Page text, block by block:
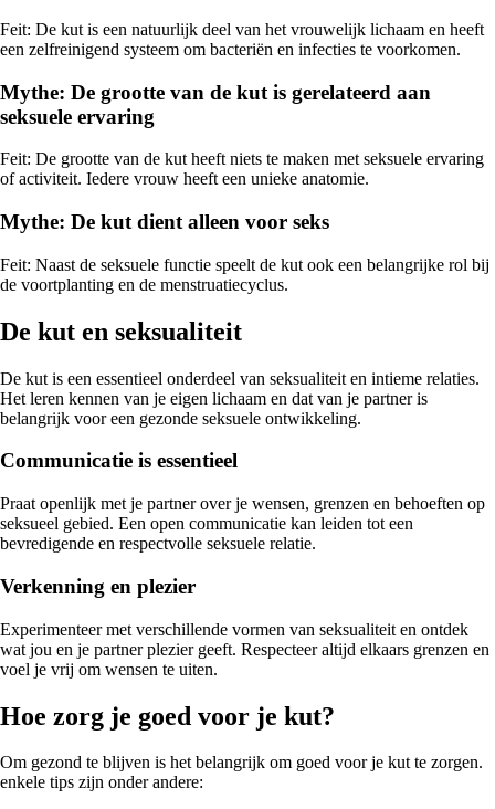
Feit: De kut is een natuurlijk deel van het vrouwelijk lichaam en heeft
een zelfreinigend systeem om bacteriën en infecties te voorkomen.
Mythe: De grootte van de kut is gerelateerd aan
seksuele ervaring
Feit: De grootte van de kut heeft niets te maken met seksuele ervaring
of activiteit. Iedere vrouw heeft een unieke anatomie.
Mythe: De kut dient alleen voor seks
Feit: Naast de seksuele functie speelt de kut ook een belangrijke rol bij
de voortplanting en de menstruatiecyclus.
De kut en seksualiteit
De kut is een essentieel onderdeel van seksualiteit en intieme relaties.
Het leren kennen van je eigen lichaam en dat van je partner is
belangrijk voor een gezonde seksuele ontwikkeling.
Communicatie is essentieel
Praat openlijk met je partner over je wensen, grenzen en behoeften op
seksueel gebied. Een open communicatie kan leiden tot een
bevredigende en respectvolle seksuele relatie.
Verkenning en plezier
Experimenteer met verschillende vormen van seksualiteit en ontdek
wat jou en je partner plezier geeft. Respecteer altijd elkaars grenzen en
voel je vrij om wensen te uiten.
Hoe zorg je goed voor je kut?
Om gezond te blijven is het belangrijk om goed voor je kut te zorgen.
enkele tips zijn onder andere: